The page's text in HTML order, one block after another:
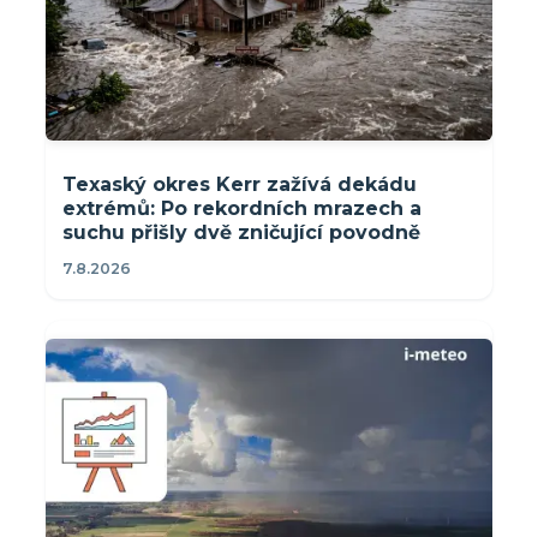
Texaský okres Kerr zažívá dekádu
extrémů: Po rekordních mrazech a
suchu přišly dvě zničující povodně
7.8.2026